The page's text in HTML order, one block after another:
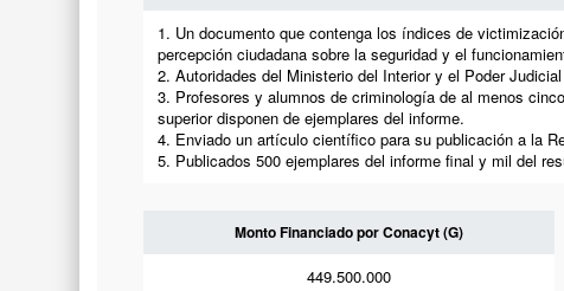
1. Un documento que contenga los índices de
percepción ciudadana sobre la seguridad y el
2. Autoridades del Ministerio del Interior y el Poder
3. Profesores y alumnos de criminología de al menos
superior disponen de ejemplares del informe.
4. Enviado un artículo científico para su publicación a la
5. Publicados 500 ejemplares del informe final y mil del
Monto Financiado por Conacyt (G)
449.500.000